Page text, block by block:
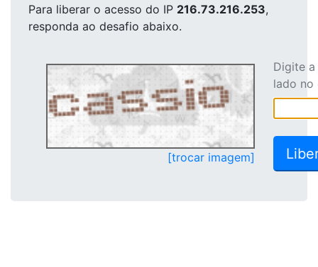
Para liberar o acesso do IP 216.73.216.253,
responda ao desafio abaixo.
[trocar imagem]
Digite
lado no